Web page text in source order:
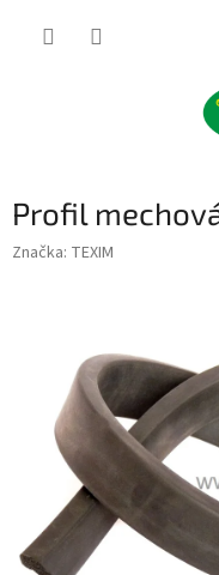
Profil
Značka: TEXIM